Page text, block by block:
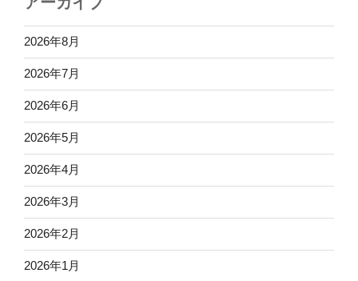
2026年8月
2026年7月
2026年6月
2026年5月
2026年4月
2026年3月
2026年2月
2026年1月